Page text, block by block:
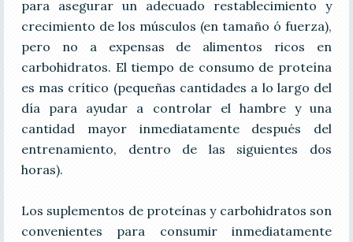
para asegurar un adecuado restablecimiento y
crecimiento de los músculos (en tamaño ó fuerza),
pero no a expensas de alimentos ricos en
carbohidratos. El tiempo de consumo de proteína
es mas crítico (pequeñas cantidades a lo largo del
día para ayudar a controlar el hambre y una
cantidad mayor inmediatamente después del
entrenamiento, dentro de las siguientes dos
horas).
Los suplementos de proteínas y carbohidratos son
convenientes para consumir inmediatamente